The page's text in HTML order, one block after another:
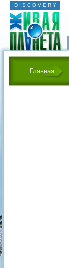
D I S C O V E R Y
Главная